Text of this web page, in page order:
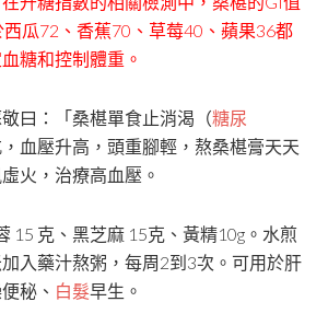
瓜72、香蕉70、草莓40、蘋果36都
糖和控制體重。
曰：「桑椹單食止消渴（糖尿
血壓升高，頭重腳輕，熬桑椹膏天天
火，治療高血壓。
15 克、黑芝麻 15克、黃精10g。水煎
入藥汁熬粥，每周2到3次。可用於肝
秘、 白髮早生。